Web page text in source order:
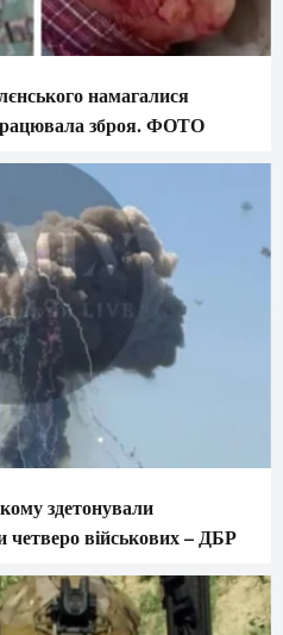
намагалися
зброя. ФОТО
здетонували
четверо військових – ДБР